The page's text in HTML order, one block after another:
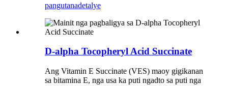
pangutanadetalye
D-alpha Tocopheryl Acid Succinate
Ang Vitamin E Succinate (VES) maoy gigikanan
sa bitamina E, nga usa ka puti ngadto sa puti nga